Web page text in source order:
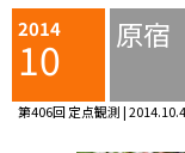
2014
10 原宿
第406回 定点観測 |